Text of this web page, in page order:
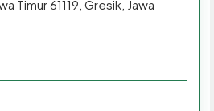
Timur 61119, Gresik, Jawa